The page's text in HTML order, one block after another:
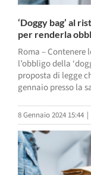
‘Doggy bag’ al
per renderla
Roma –
l’obbligo della
proposta di legge
gennaio presso la
8 Gennaio 2024 15:44 |